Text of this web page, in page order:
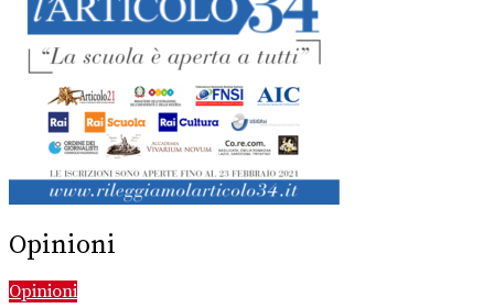
Opinioni
Opinioni